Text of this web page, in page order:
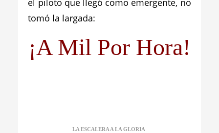
el piloto que llegó como emergente, no
tomó la largada:
¡A Mil Por Hora!
LA ESCALERA A LA GLORIA